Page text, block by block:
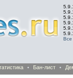
Все
• Бан-лист •